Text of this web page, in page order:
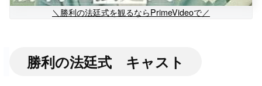
＼勝利の法廷式を観るならPrimeVideoで／
勝利の法廷式 キャスト